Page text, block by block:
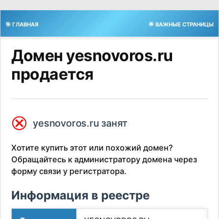
🎯 ГЛАВНАЯ 🌟 ВАЖНЫЕ СТРАНИЦЫ
Домен yesnovoros.ru
продается
⮿ yesnovoros.ru занят
Хотите купить этот или похожий домен?
Обращайтесь к администратору домена через
форму связи у регистратора.
Информация в реестре